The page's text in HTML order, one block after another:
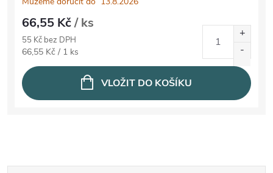
66,55 Kč/ ks
55 Kč bez DPH
Měrná cena:
66,55 Kč / 1 ks
VLOŽIT DO KOŠÍKU